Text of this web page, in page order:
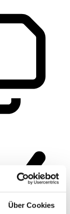
Über Cookies